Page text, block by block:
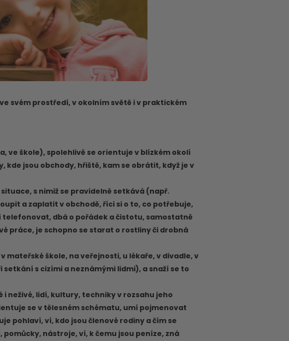
svém prostředí, v okolním světě i v praktickém
ve škole), spolehlivě se orientuje v blízkém okolí
kde jsou obchody, hřiště, kam se obrátit, když je v
s nimiž se pravidelně setkává (např.
a zaplatit v obchodě, říci si o to, co potřebuje,
telefonovat, dbá o pořádek a čistotu, samostatně
práce, je schopno se starat o rostliny či drobná
mateřské škole, na veřejnosti, u lékaře, v divadle, v
s cizími a neznámými lidmi), a snaží se to
i neživé, lidí, kultury, techniky v rozsahu jeho
se v tělesném schématu, umí pojmenovat
pohlaví, ví, kdo jsou členové rodiny a čím se
nástroje, ví, k čemu jsou peníze, zná